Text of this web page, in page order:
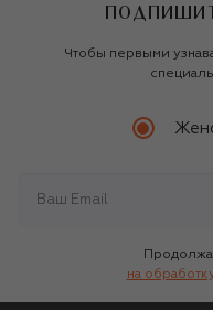
Чтобы первыми
на